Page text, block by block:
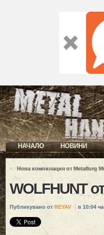
НАЧАЛО НОВИНИ
« Нова компилация от Metallurg
WOLFHUNT
Публикувано от REYAV в 10:04